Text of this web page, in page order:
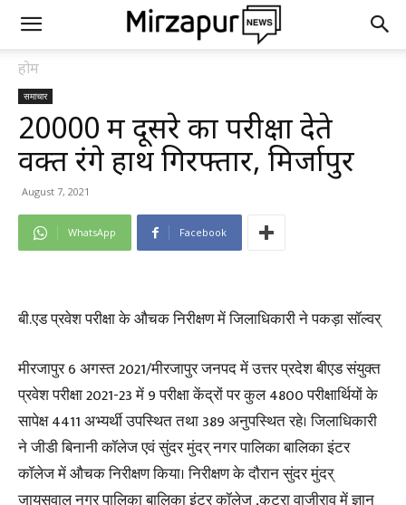
होम
समाचार
₹20000 में दूसरे का परीक्षा देते
वक्त रंगे हाथ गिरफ्तार, मिर्जापुर
August 7, 2021
WhatsApp Facebook
बी.एड प्रवेश परीक्षा के औचक निरीक्षण में जिलाधिकारी ने पकड़ा सॉल्वर्
मीरजापुर 6 अगस्त 2021/मीरजापुर जनपद में उत्तर प्रदेश बीएड संयुक्त
प्रवेश परीक्षा 2021-23 में 9 परीक्षा केंद्रों पर कुल 4800 परीक्षार्थियों के
सापेक्ष 4411 अभ्यर्थी उपस्थित तथा 389 अनुपस्थित रहे। जिलाधिकारी
ने जीडी बिनानी कॉलेज एवं सुंदर मुंदर् नगर पालिका बालिका इंटर
कॉलेज में औचक निरीक्षण किया। निरीक्षण के दौरान सुंदर मुंदर्